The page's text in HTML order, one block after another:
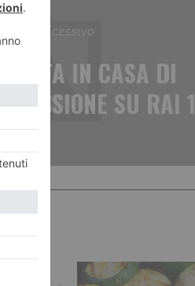
SUCCESSIVO
IN CASA DI
SU RAI 1